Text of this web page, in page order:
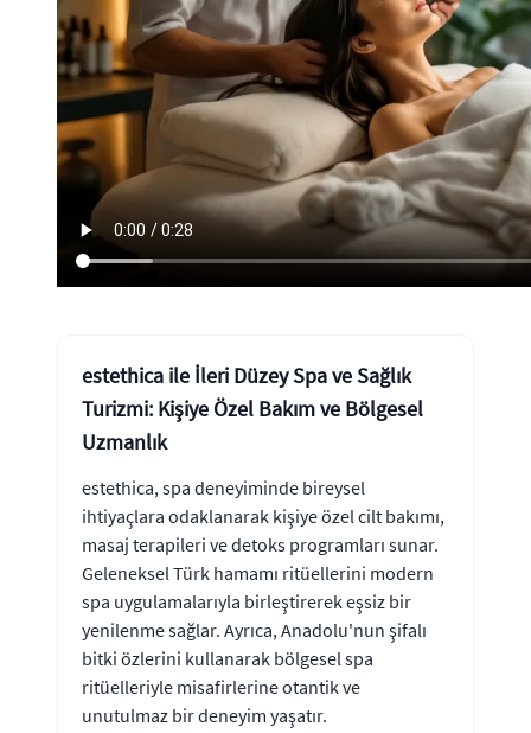
estethica ile İleri Düzey Spa ve Sağlık
Turizmi: Kişiye Özel Bakım ve Bölgesel
Uzmanlık
estethica, spa deneyiminde bireysel
ihtiyaçlara odaklanarak kişiye özel cilt bakımı,
masaj terapileri ve detoks programları sunar.
Geleneksel Türk hamamı ritüellerini modern
spa uygulamalarıyla birleştirerek eşsiz bir
yenilenme sağlar. Ayrıca, Anadolu'nun şifalı
bitki özlerini kullanarak bölgesel spa
ritüelleriyle misafirlerine otantik ve
unutulmaz bir deneyim yaşatır.